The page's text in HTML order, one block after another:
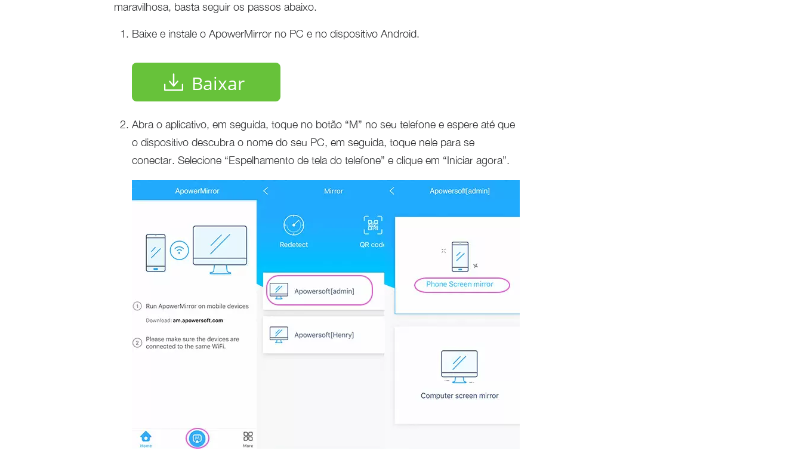
maravilhosa, basta seguir os passos abaixo.
Baixe e instale o ApowerMirror no PC e no dispositivo Android.
Baixar
Abra o aplicativo, em seguida, toque no botão “M” no seu telefone e espere até que
o dispositivo descubra o nome do seu PC, em seguida, toque nele para se
conectar. Selecione “Espelhamento de tela do telefone” e clique em “Iniciar agora”.